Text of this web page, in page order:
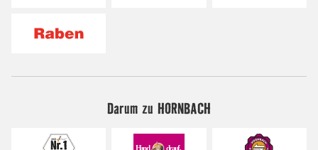
Darum zu HORNBACH